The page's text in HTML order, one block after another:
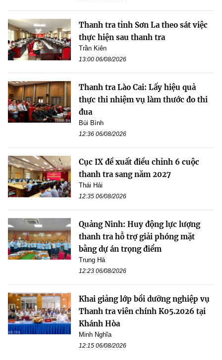
Thanh tra tỉnh Sơn La theo sát việc
thực hiện sau thanh tra
Trần Kiên
13:00 06/08/2026
Thanh tra Lào Cai: Lấy hiệu quả
thực thi nhiệm vụ làm thước đo thi
đua
Bùi Bình
12:36 06/08/2026
Cục IX đề xuất điều chỉnh 6 cuộc
thanh tra sang năm 2027
Thái Hải
12:35 06/08/2026
Quảng Ninh: Huy động lực lượng
thanh tra hỗ trợ giải phóng mặt
bằng dự án trọng điểm
Trung Hà
12:23 06/08/2026
Khai giảng lớp bồi dưỡng nghiệp vụ
Thanh tra viên chính K05.2026 tại
Khánh Hòa
Minh Nghĩa
12:15 06/08/2026